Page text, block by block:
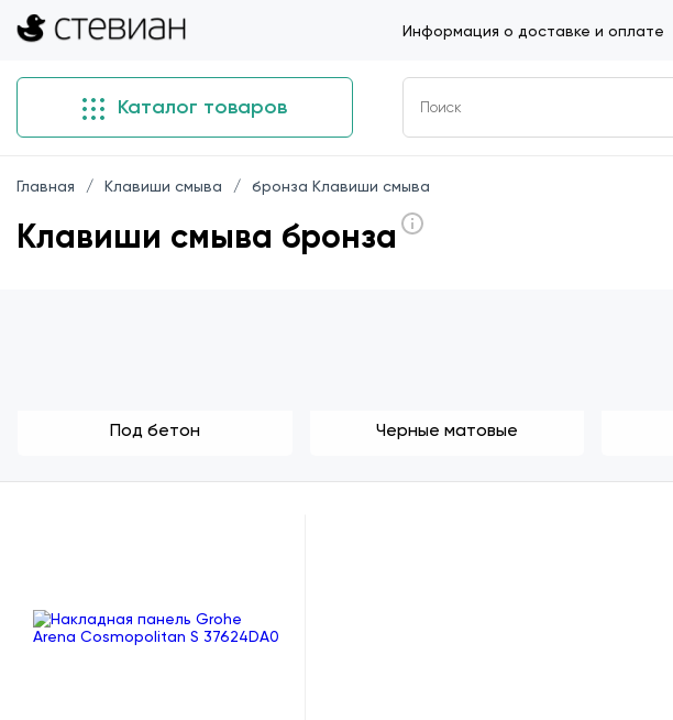
Информация о доставке и оплате
Каталог товаров
Главная Клавиши смыва бронза Клавиши смыва
Клавиши смыва бронза
Под бетон Черные матовые